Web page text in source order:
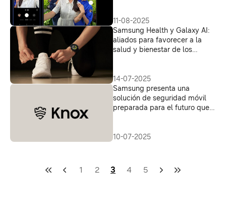
11-08-2025
Samsung Health y Galaxy AI:
aliados para favorecer a la
salud y bienestar de los
14-07-2025
Samsung presenta una
solución de seguridad móvil
preparada para el futuro que
10-07-2025
1 2 3 4 5